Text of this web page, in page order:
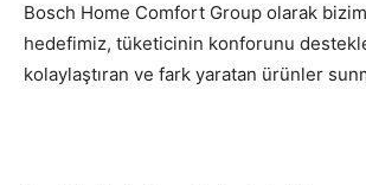
Bosch Home Comfort Group olarak
hedefimiz, tüketicinin konforunu
kolaylaştıran ve fark yaratan ürünler